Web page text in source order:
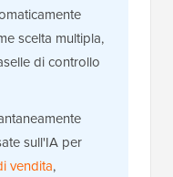
scelta multipla,
di controllo
sull'IA per
vendita,